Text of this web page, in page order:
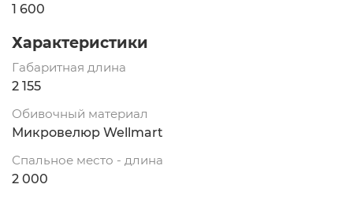
1 600
Характеристики
Габаритная длина
2 155
Обивочный материал
Микровелюр Wellmart
Спальное место - длина
2 000